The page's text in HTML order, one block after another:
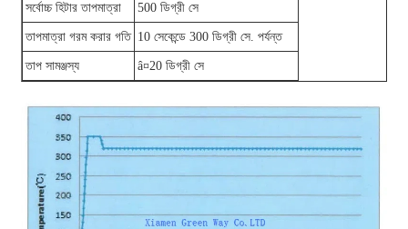
সর্বোচ্চ হিটার তাপমাত্রা 500 ডিগ্রী সে
তাপমাত্রা গরম করার গতি 10 সেকেন্ডে 300 ডিগ্রী সে. পর্যন্ত
তাপ সামঞ্জস্য â¤20 ডিগ্রী সে